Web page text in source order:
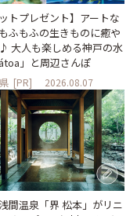
ットプレゼント】アートな
ふもふの生きものに癒や
大人も楽しめる神戸の水
」と周辺さんぽ
[PR] 2026.08.07
間温泉「界 松本」がリニ